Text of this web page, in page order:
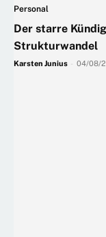
Personal
Der starre
Strukturwandel
Karsten Junius 04/08/